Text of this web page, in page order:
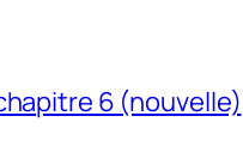
6 (nouvelle)